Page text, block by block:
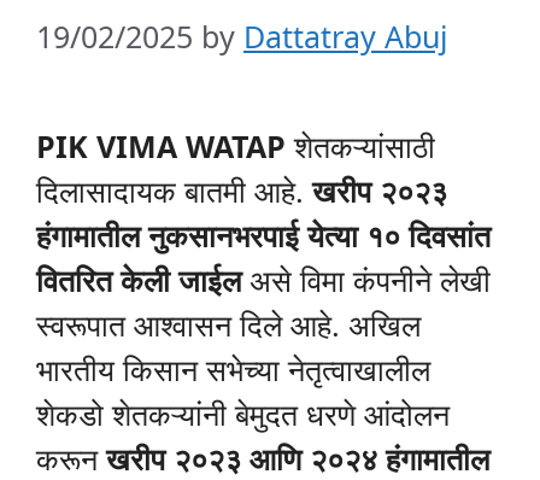
19/02/2025 by Dattatray Abuj
PIK VIMA WATAP शेतकऱ्यांसाठी
दिलासादायक बातमी आहे.खरीप २०२३
हंगामातील नुकसानभरपाई येत्या १० दिवसांत
वितरित केली जाईलअसे विमा कंपनीने लेखी
स्वरूपात आश्वासन दिले आहे. अखिल
भारतीय किसान सभेच्या नेतृत्वाखालील
शेकडो शेतकऱ्यांनी बेमुदत धरणे आंदोलन
करूनखरीप २०२३ आणि २०२४ हंगामातील